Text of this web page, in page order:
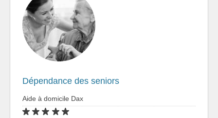
Dépendance des seniors
Aide à domicile Dax